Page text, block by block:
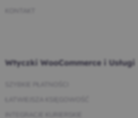
Wtyczki WooCommerce i Usługi